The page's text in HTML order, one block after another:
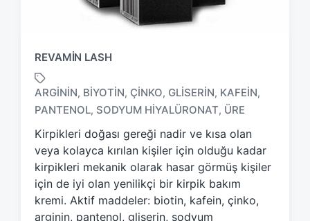
REVAMIN LASH
a
g
g
e
d
w
i
t
ARGININ, BIYOTIN, ÇINKO, GLISERIN, KAFEIN,
PANTENOL, SODYUM HIYALÜRONAT, ÜRE
Kirpikleri doğası gereği nadir ve kısa olan
veya kolayca kırılan kişiler için olduğu kadar
kirpikleri mekanik olarak hasar görmüş kişiler
için de iyi olan yenilikçi bir kirpik bakım
kremi. Aktif maddeler: biotin, kafein, çinko,
arginin, pantenol, gliserin, sodyum